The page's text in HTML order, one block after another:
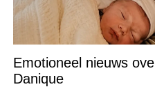
Emotioneel nieuws
Danique